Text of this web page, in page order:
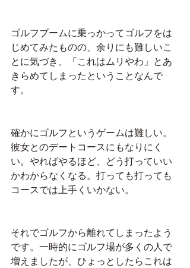
ゴルフブームに乗っかってゴルフをは
じめてみたものの、余りにも難しいこ
とに気づき、「これはムリやわ」とあ
きらめてしまったということなんで
す。
確かにゴルフというゲームは難しい。
彼女とのデートコースにもなりにく
い。やればやるほど、どう打っていい
かわからなくなる。打っても打っても
コースでは上手くいかない。
それでゴルフから離れてしまったよう
です。一時的にゴルフ場が多くの人で
増えましたが、ひょっとしたらこれは